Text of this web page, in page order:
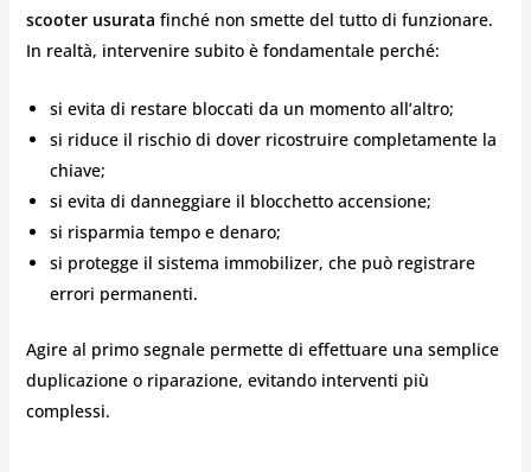
scooter usurata finché non smette del tutto di funzionare.
In realtà, intervenire subito è fondamentale perché:
si evita di restare bloccati da un momento all’altro;
si riduce il rischio di dover ricostruire completamente la
chiave;
si evita di danneggiare il blocchetto accensione;
si risparmia tempo e denaro;
si protegge il sistema immobilizer, che può registrare
errori permanenti.
Agire al primo segnale permette di effettuare una semplice
duplicazione o riparazione, evitando interventi più
complessi.